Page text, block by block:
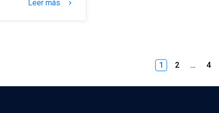
Leer más keyboard_arrow_right
1 2 … 4